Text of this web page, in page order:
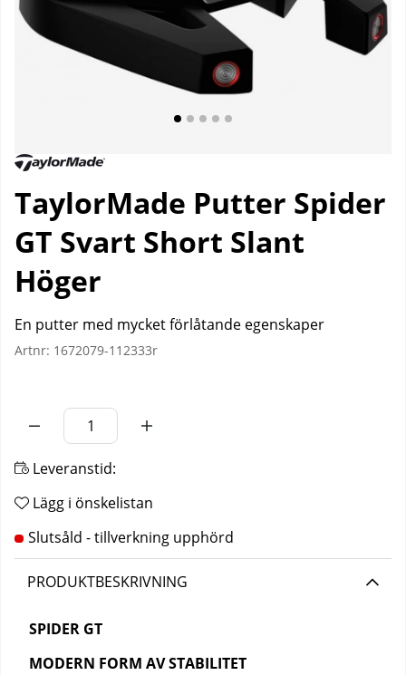
TaylorMade Putter Spider
GT Svart Short Slant
Höger
En putter med mycket förlåtande egenskaper
Artnr: 1672079-112333r
Leveranstid:
Lägg i önskelistan
PRODUKTBESKRIVNING
SPIDER GT
MODERN FORM AV STABILITET